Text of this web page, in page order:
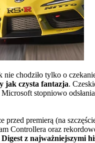
chodziło tylko o
jak czysta fantazja.
Microsoft stopniowo
premierą (na
Controllera oraz
z najważniejszymi